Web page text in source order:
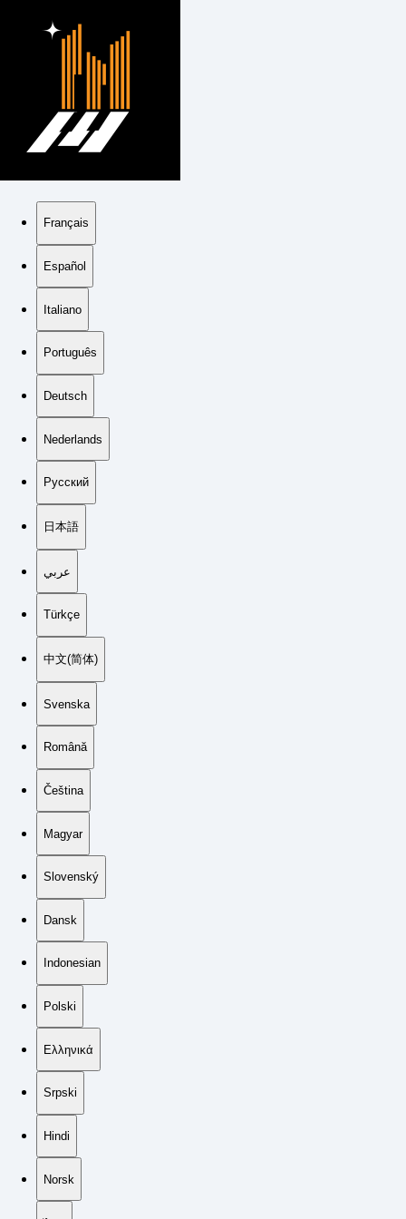
Français
Español
Italiano
Português
Deutsch
Nederlands
Русский
日本語
عربي
Türkçe
中文(简体)
Svenska
Română
Čeština
Magyar
Slovenský
Dansk
Indonesian
Polski
Ελληνικά
Srpski
Hindi
Norsk